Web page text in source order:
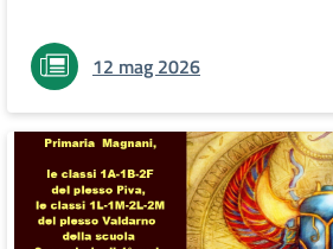
12 mag 2026